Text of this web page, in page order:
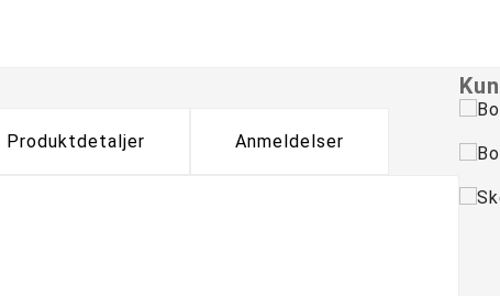
Produktdetaljer Anmeldelser